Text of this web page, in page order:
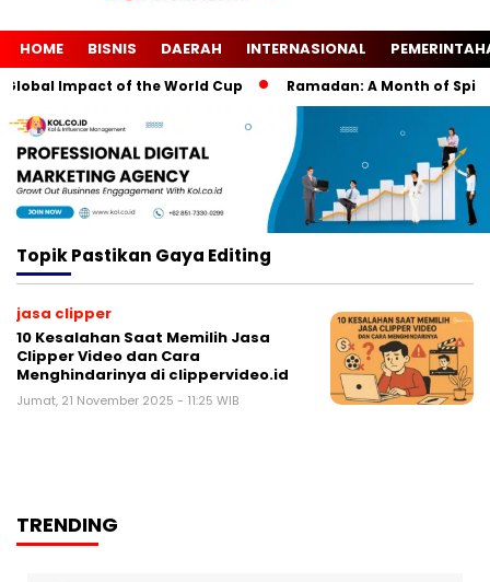
HOME BISNIS DAERAH INTERNASIONAL
Impact of the World Cup Ramadan: A Month of
TopikPastikan Gaya Editing
jasa clipper
10 Kesalahan Saat Memilih Jasa
Clipper Video dan Cara
Menghindarinya di clippervideo.id
Jumat, 21 November 2025 - 11:25 WIB
TRENDING